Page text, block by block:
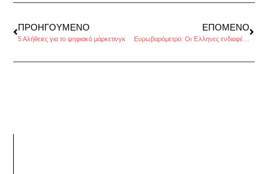
ΠΡΟΗΓΟΎΜΕΝΟ
5 Αλήθειες για το ψηφιακό μάρκετινγκ
ΕΠΌΜΕΝΟ
Ευρωβαρόμετρο: Οι Έλληνες ενδιαφέρονται για τις Ευρωπαϊκές Εκλογές και ανησυχούν για το μέλλον